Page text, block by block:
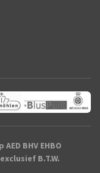
BHV EHBO
B.T.W.